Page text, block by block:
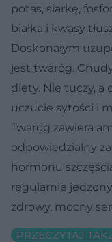
potas, siarkę,
białka i kwasy
Doskonałym
jest twaróg.
diety. Nie tuczy, a
uczucie sytości i
Twaróg zawiera
odpowiedzialny
hormonu
regularnie
zdrowy, mocny
PRZECZYTAJ